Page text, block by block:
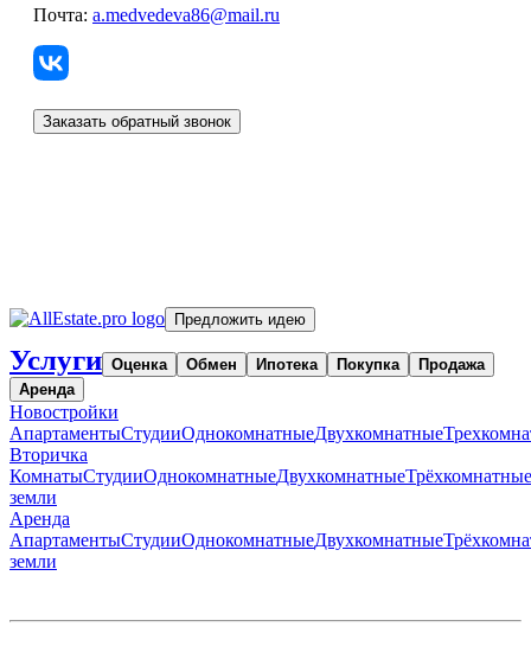
Почта: a.medvedeva86@mail.ru
Заказать обратный звонок
Предложить идею
Услуги Оценка Обмен Ипотека Покупка
Продажа
Аренда
Новостройки
АпартаментыСтудииОднокомнатныеДвухкомнатные
Вторичка
КомнатыСтудииОднокомнатныеДвухкомнатныеТрёхкомнатные
земли
Аренда
АпартаментыСтудииОднокомнатныеДвухкомнатные
земли